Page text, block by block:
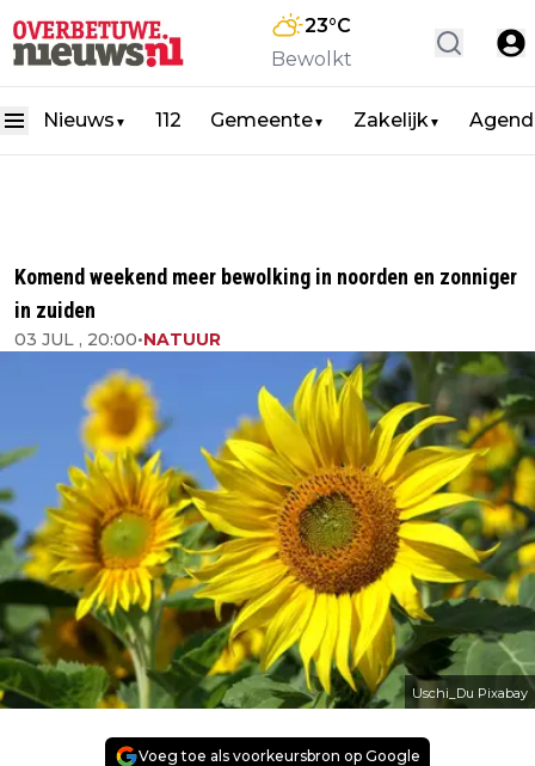
23°C
Bewolkt
Nieuws ▼ 112 Gemeente▼ Zakelijk▼
Komend weekend meer bewolking in noorden en zonniger
in zuiden
03 JUL , 20:00•NATUUR
Uschi_Du Pixabay
Voeg toe als voorkeursbron op Google